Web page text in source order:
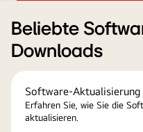
Beliebte
Downloads
Software-Aktualisierung
Erfahren Sie, wie Sie die
aktualisieren.